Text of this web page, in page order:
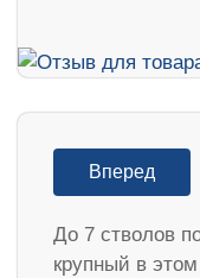
Вперед
До 7 стволов
крупный в